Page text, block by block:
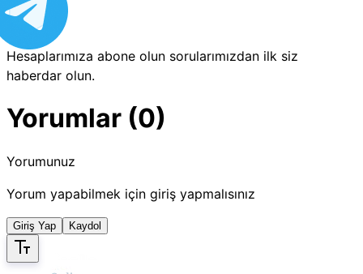
Hesaplarımıza abone olun sorularımızdan ilk siz
haberdar olun.
Yorumlar (0)
Yorumunuz
Yorum yapabilmek için giriş yapmalısınız
Giriş Yap Kaydol